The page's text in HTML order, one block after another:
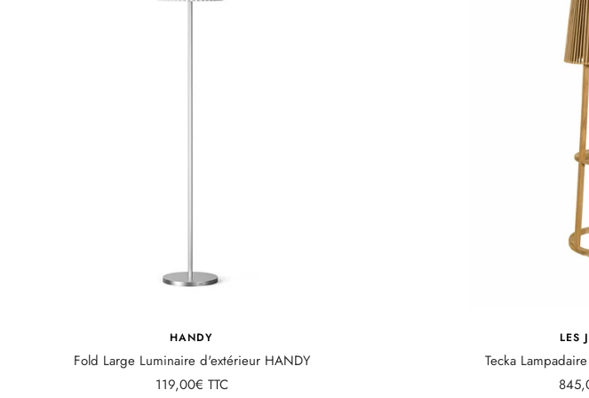
HANDY
Fold Large Luminaire d'extérieur HANDY
Prix
119,00€ TTC
LES
Tecka
Prix